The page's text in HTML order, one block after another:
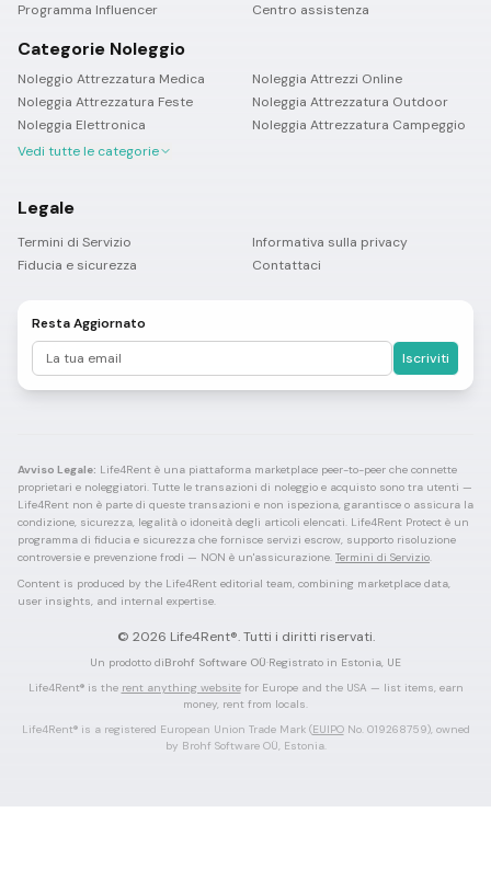
Programma Influencer
Centro assistenza
Categorie Noleggio
Noleggio Attrezzatura Medica
Noleggia Attrezzi Online
Noleggia Attrezzatura Feste
Noleggia Attrezzatura Outdoor
Noleggia Elettronica
Noleggia Attrezzatura Campeggio
Vedi tutte le categorie
Legale
Termini di Servizio
Informativa sulla privacy
Fiducia e sicurezza
Contattaci
Resta Aggiornato
Iscriviti
Avviso Legale: Life4Rent è una piattaforma marketplace peer-to-peer che connette
proprietari e noleggiatori. Tutte le transazioni di noleggio e acquisto sono tra utenti —
Life4Rent non è parte di queste transazioni e non ispeziona, garantisce o assicura la
condizione, sicurezza, legalità o idoneità degli articoli elencati. Life4Rent Protect è un
programma di fiducia e sicurezza che fornisce servizi escrow, supporto risoluzione
controversie e prevenzione frodi — NON è un'assicurazione. Termini di Servizio.
Content is produced by the Life4Rent editorial team, combining marketplace data,
user insights, and internal expertise.
© 2026 Life4Rent®.Tutti i diritti riservati.
Un prodotto diBrohf Software OÜ·Registrato in Estonia, UE
Life4Rent® is the rent anything website for Europe and the USA — list items, earn
money, rent from locals.
Life4Rent® is a registered European Union Trade Mark (EUIPO No. 019268759), owned
by Brohf Software OÜ, Estonia.